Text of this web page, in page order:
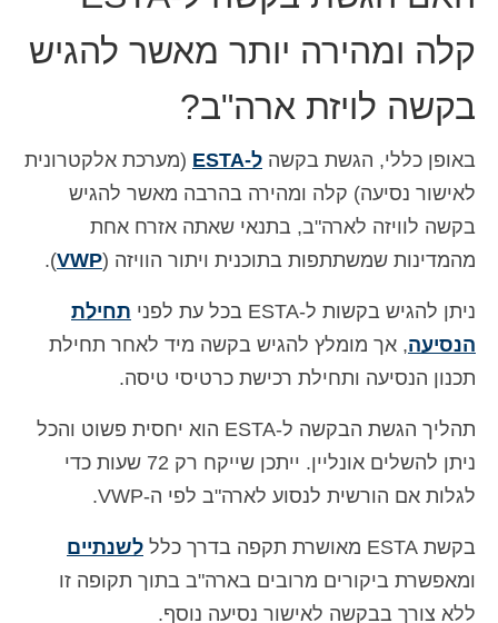
נורווגית
Polski פולנית
Português
( פורטוגזית)
Slovenčina
(סלאבית)
Slovenščina
(סלובנית)
קלה ומהירה יותר מאשר להגיש
בקשה לויזת ארה"ב?
באופן כללי, הגשת בקשה ל-ESTA
(מערכת אלקטרונית
לאישור נסיעה) קלה ומהירה בהרבה מאשר להגיש
בקשה לוויזה לארה"ב, בתנאי שאתה אזרח אחת
מהמדינות שמשתתפות בתוכנית ויתור הוויזה (VWP
).
ניתן להגיש בקשות ל-ESTA בכל עת לפני
תחילת
הנסיעה, אך מומלץ להגיש בקשה מיד לאחר תחילת
תכנון הנסיעה ותחילת רכישת כרטיסי טיסה.
תהליך הגשת הבקשה ל-ESTA הוא יחסית פשוט והכל
ניתן להשלים אונליין. ייתכן שייקח רק 72 שעות כדי
לגלות אם הורשית לנסוע לארה"ב לפי ה-VWP.
בקשת ESTA מאושרת תקפה בדרך כלל
לשנתיים
ומאפשרת ביקורים מרובים בארה"ב בתוך תקופה זו
ללא צורך בבקשה לאישור נסיעה נוסף.